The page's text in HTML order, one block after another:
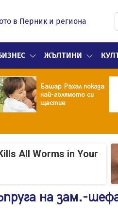
в Перник и региона
ЖЪЛТИНИ
Башар Рахал показа
най-голямото си
щастие
All Worms in Your
на зам.-